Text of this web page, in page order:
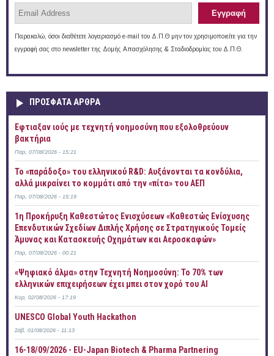
Παρακαλώ, όσοι διαθέτετε λογαριασμό e-mail του Δ.Π.Θ μην τον χρησιμοποιείτε για την
εγγραφή σας στο newsletter της Δομής Απασχόλησης & Σταδιοδρομίας του Δ.Π.Θ.
ΠΡOΣΦΑΤΑ AΡΘΡΑ
Έφτιαξαν ιούς με τεχνητή νοημοσύνη που εξολοθρεύουν
βακτήρια
Παρ, 07/08/2026 - 15:21
Το «παράδοξο» του ελληνικού R&D: Αυξάνονται τα κονδύλια,
αλλά μικραίνει το κομμάτι από την «πίτα» του ΑΕΠ
Παρ, 07/08/2026 - 15:19
1η Προκήρυξη Καθεστώτος Ενισχύσεων «Καθεστώς Ενίσχυσης
Επενδυτικών Σχεδίων Διπλής Χρήσης σε Στρατηγικούς Τομείς
Άμυνας και Κατασκευής Οχημάτων και Αεροσκαφών»
Παρ, 07/08/2026 - 00:21
«Ψηφιακό άλμα» στην Τεχνητή Νοημοσύνη: Το 70% των
ελληνικών επιχειρήσεων έχει μπει στον χορό του AI
Κυρ, 02/08/2026 - 17:19
UNESCO Global Youth Hackathon
Σάβ, 01/08/2026 - 11:13
16-18/09/2026 - EU-Japan Biotech & Pharma Partnering